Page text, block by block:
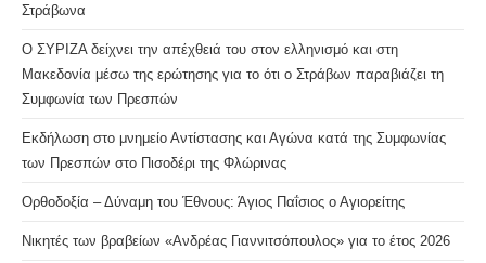
Στράβωνα
Ο ΣΥΡΙΖΑ δείχνει την απέχθειά του στον ελληνισμό και στη
Μακεδονία μέσω της ερώτησης για το ότι ο Στράβων παραβιάζει τη
Συμφωνία των Πρεσπών
Εκδήλωση στο μνημείο Αντίστασης και Αγώνα κατά της Συμφωνίας
των Πρεσπών στο Πισοδέρι της Φλώρινας
Ορθοδοξία – Δύναμη του Έθνους: Άγιος Παΐσιος ο Αγιορείτης
Νικητές των βραβείων «Ανδρέας Γιαννιτσόπουλος» για το έτος 2026